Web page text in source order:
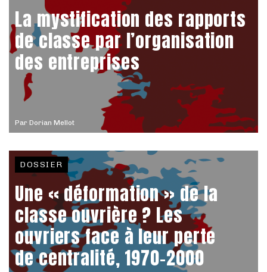
Par Dorian Mellot
La mystification des rapports
de classe par l’organisation
des entreprises
DOSSIER
Une « déformation » de la
classe ouvrière ? Les
ouvriers face à leur perte
de centralité, 1970-2000